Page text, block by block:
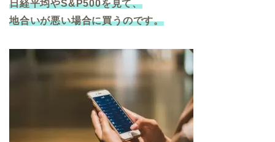
日経平均やS&P500を見て、
地合いが悪い場合に買うのです。